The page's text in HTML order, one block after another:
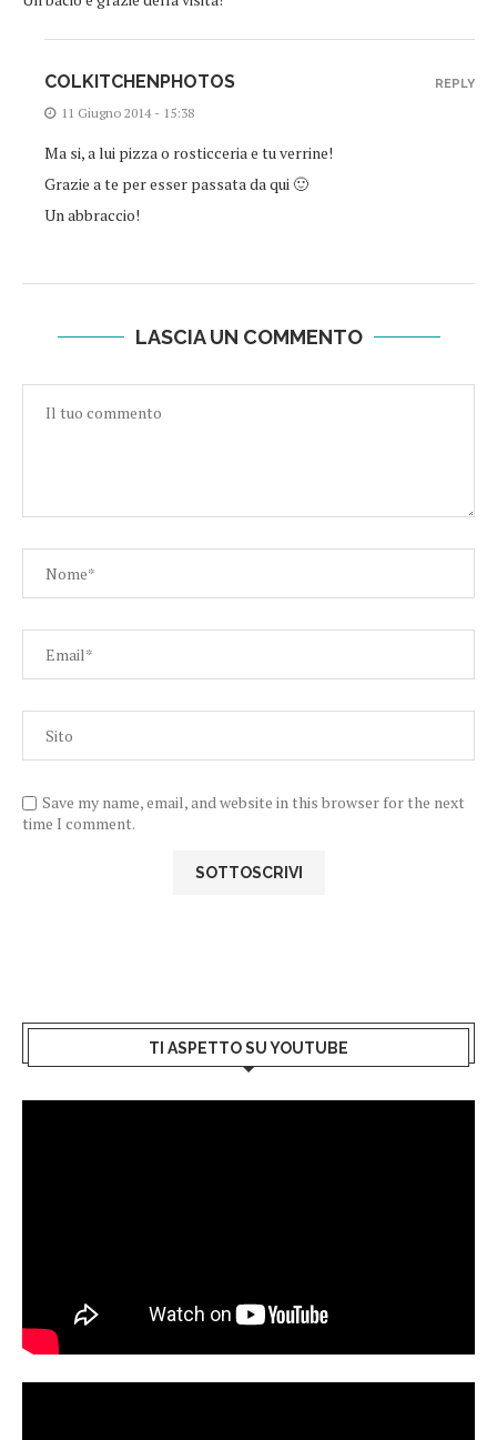
COLKITCHENPHOTOS
11 Giugno 2014 - 15:38
Ma si, a lui pizza o rosticceria e tu verrine!
Grazie a te per esser passata da qui 🙂
Un abbraccio!
REPLY
LASCIA UN COMMENTO
Save my name, email, and website in this browser for the next
time I comment.
TI ASPETTO SU YOUTUBE